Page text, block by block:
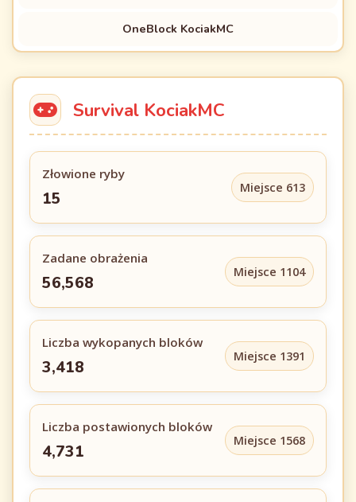
OneBlock KociakMC
Survival KociakMC
Złowione ryby
15
Miejsce 613
Zadane obrażenia
56,568
Miejsce 1104
Liczba wykopanych bloków
3,418
Miejsce 1391
Liczba postawionych bloków
4,731
Miejsce 1568